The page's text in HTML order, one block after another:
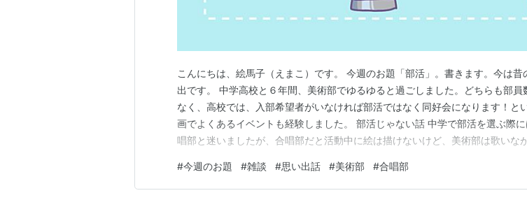
こんにちは、絵馬子（えまこ）です。 今週のお題「部活」。書きます。今は昔
出です。 中学高校と６年間、美術部でゆるゆると過ごしました。どちらも部員
なく、高校では、入部希望者がいなければ部活ではなく同好会になります！と
画でよくあるイベントも経験しました。 部活じゃない話 中学で部活を選ぶ際
唱部と迷いましたが、合唱部だと活動中に絵は描けないけど、美術部は歌いな
した。流行りの歌とかはあまり知らなかったので、合唱曲を。同じような歌好き
数人で、アカペラでハモって遊んでいました。 通り…
#今週のお題 #雑談 #思い出話 #美術部 #合唱部